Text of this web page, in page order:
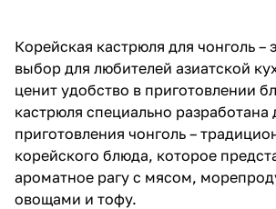
Корейская кастрюля для чонголь –
выбор для любителей азиатской
ценит удобство в приготовлении
кастрюля специально разработана
приготовления чонголь –
корейского блюда, которое
ароматное рагу с мясом,
овощами и тофу.